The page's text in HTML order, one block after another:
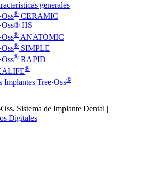
generales
® CERAMIC
HS
® ANATOMIC
® SIMPLE
® RAPID
®
Implantes Tree·Oss®
Sistema de Implante Dental |
Digitales